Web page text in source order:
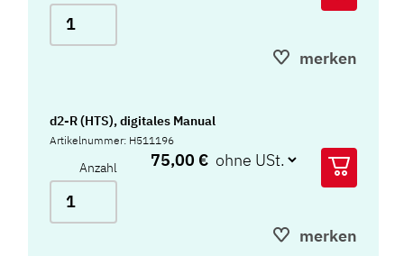
merken
d2-R (HTS), digitales Manual
Artikelnummer: H511196
Anzahl 75,00 €
merken